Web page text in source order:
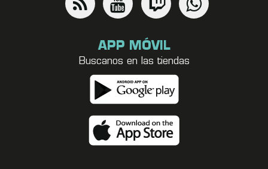
APP MÓVIL
Buscanos en las tiendas